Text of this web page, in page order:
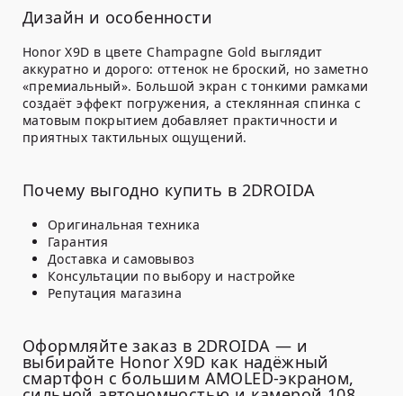
Дизайн и особенности
Honor X9D в цвете Champagne Gold выглядит
аккуратно и дорого: оттенок не броский, но заметно
«премиальный». Большой экран с тонкими рамками
создаёт эффект погружения, а стеклянная спинка с
матовым покрытием добавляет практичности и
приятных тактильных ощущений.
Почему выгодно купить в 2DROIDA
Оригинальная техника
Гарантия
Доставка и самовывоз
Консультации по выбору и настройке
Репутация магазина
Оформляйте заказ в 2DROIDA — и
выбирайте Honor X9D как надёжный
смартфон с большим AMOLED-экраном,